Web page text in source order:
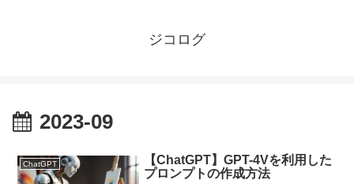
ジコログ
2023-09
ChatGPT
【ChatGPT】GPT-4Vを利用した
プロンプトの作成方法